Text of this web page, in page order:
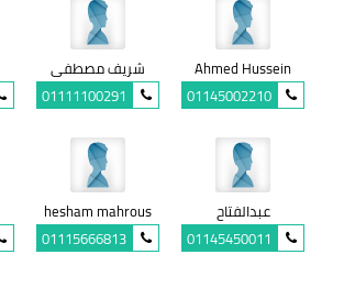
Ahmed Hussein
01145002210
شريف مصطفى
01111100291
عبدالفتاح
01145450011
hesham mahrous
01115666813